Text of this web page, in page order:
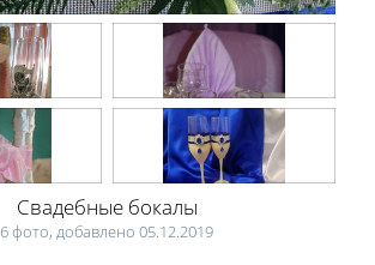
Свадебные бокалы
6 фото, добавлено 05.12.2019